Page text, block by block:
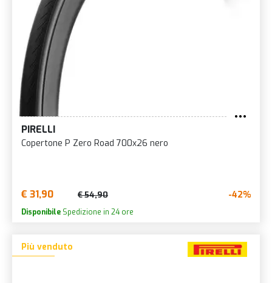
PIRELLI
Copertone P Zero Road 700x26 nero
€ 31,90 € 54,90 -42%
Disponibile Spedizione in 24 ore
Più venduto